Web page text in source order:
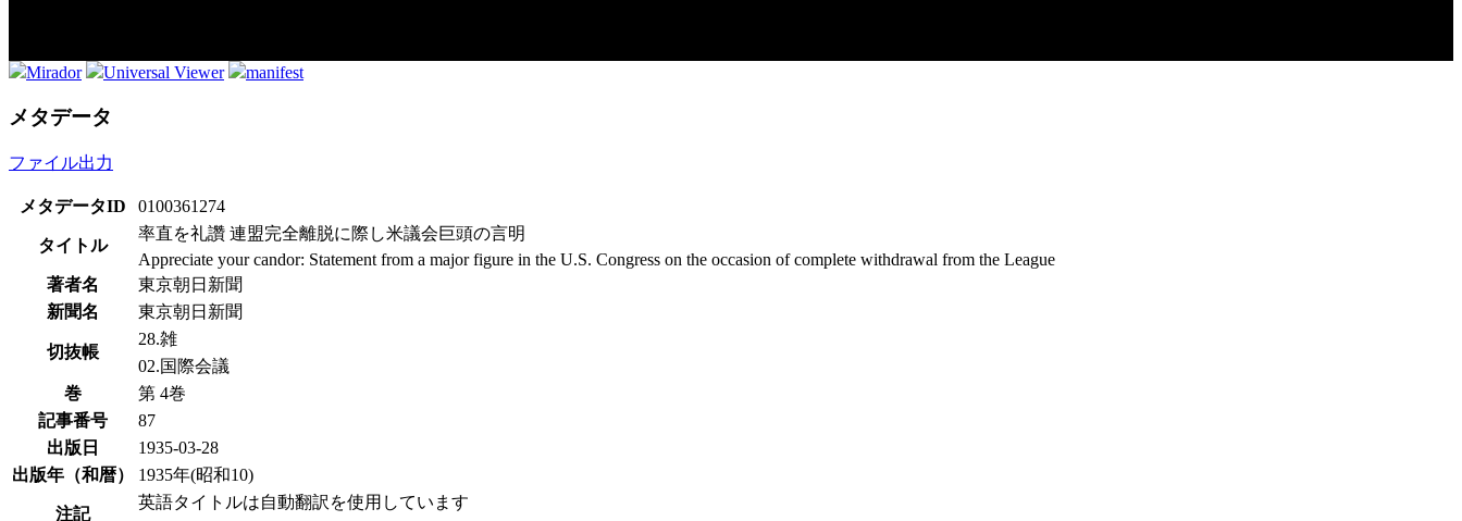
Mirador Universal Viewer manifest
メタデータ
ファイル出力
メタデータID 0100361274
タイトル
率直を礼讚 連盟完全離脱に際し米議会巨頭の言明
Appreciate your candor: Statement from a major figure in the U.S. Congress on the occasion of complete withdrawal from the League
著者名
東京朝日新聞
新聞名
東京朝日新聞
切抜帳
28.雑
02.国際会議
巻
第 4巻
記事番号
87
出版日
1935-03-28
出版年（和暦）
1935年(昭和10)
注記
英語タイトルは自動翻訳を使用しています